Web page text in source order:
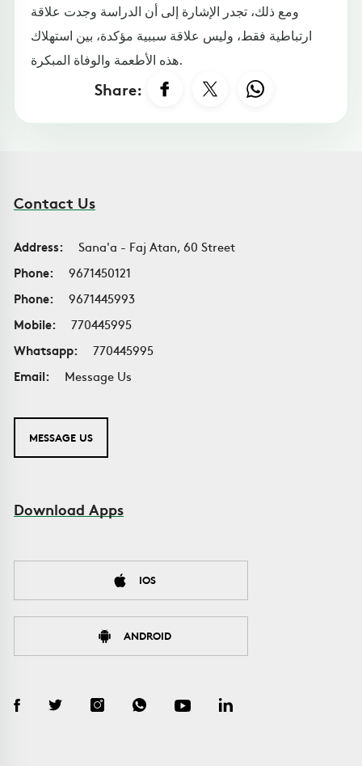
ومع ذلك، تجدر الإشارة إلى أن الدراسة وجدت علاقة
ارتباطية فقط، وليس علاقة سببية مؤكدة، بين استهلاك
هذه الأطعمة والوفاة المبكرة.
Share:
Contact Us
Address:
Sana'a - Faj Atan, 60 Street
Phone:
9671450121
Phone:
9671445993
Mobile:
770445995
Whatsapp:
770445995
Email:
Message Us
MESSAGE US
Download Apps
IOS
ANDROID